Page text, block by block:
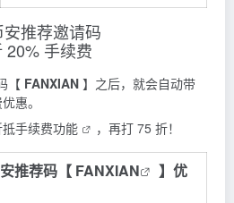
推荐邀请码
20% 手续费
【 FANXIAN 】之后，就会自动带
惠。
手续费功能 ，再打 75 折！
推荐码【 FANXIAN
】优